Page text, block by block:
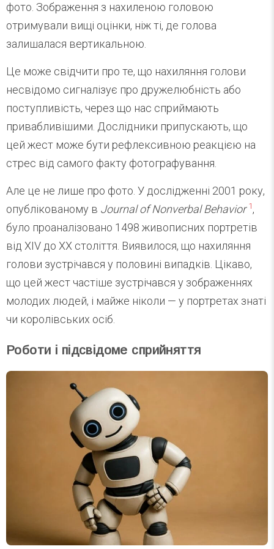
фото. Зображення з нахиленою головою
отримували вищі оцінки, ніж ті, де голова
залишалася вертикальною.
Це може свідчити про те, що нахиляння голови
несвідомо сигналізує про дружелюбність або
поступливість, через що нас сприймають
привабливішими. Дослідники припускають, що
цей жест може бути рефлексивною реакцією на
стрес від самого факту фотографування.
Але це не лише про фото. У дослідженні 2001 року,
опублікованому в Journal of Nonverbal Behavior 1,
було проаналізовано 1498 живописних портретів
від XIV до XX століття. Виявилося, що нахиляння
голови зустрічався у половині випадків. Цікаво,
що цей жест частіше зустрічався у зображеннях
молодих людей, і майже ніколи — у портретах знаті
чи королівських осіб.
Роботи і підсвідоме сприйняття